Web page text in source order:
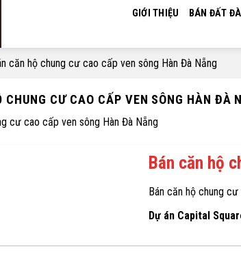
GIỚI THIỆU BÁN ĐẤT
căn hộ chung cư cao cấp ven sông Hàn Đà Nẵng
CHUNG CƯ CAO CẤP VEN SÔNG HÀN ĐÀ
cư cao cấp ven sông Hàn Đà Nẵng
Bán căn hộ
Bán căn hộ chung
Dự án Capital